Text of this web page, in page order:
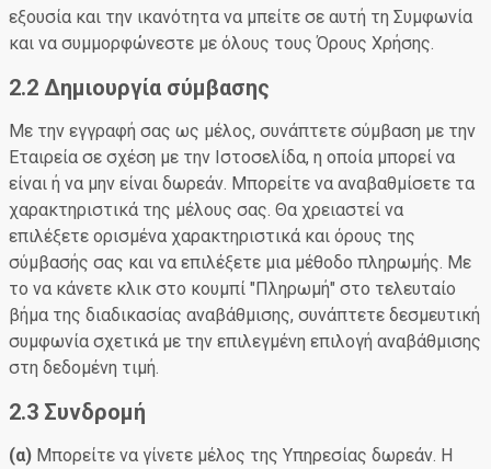
εξουσία και την ικανότητα να μπείτε σε αυτή τη Συμφωνία
και να συμμορφώνεστε με όλους τους Όρους Χρήσης.
2.2 Δημιουργία σύμβασης
Με την εγγραφή σας ως μέλος, συνάπτετε σύμβαση με την
Εταιρεία σε σχέση με την Ιστοσελίδα, η οποία μπορεί να
είναι ή να μην είναι δωρεάν. Μπορείτε να αναβαθμίσετε τα
χαρακτηριστικά της μέλους σας. Θα χρειαστεί να
επιλέξετε ορισμένα χαρακτηριστικά και όρους της
σύμβασής σας και να επιλέξετε μια μέθοδο πληρωμής. Με
το να κάνετε κλικ στο κουμπί "Πληρωμή" στο τελευταίο
βήμα της διαδικασίας αναβάθμισης, συνάπτετε δεσμευτική
συμφωνία σχετικά με την επιλεγμένη επιλογή αναβάθμισης
στη δεδομένη τιμή.
2.3 Συνδρομή
(α) Μπορείτε να γίνετε μέλος της Υπηρεσίας δωρεάν. Η